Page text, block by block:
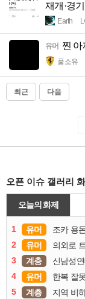
재개·경
Earth
유머 찐
풀소유
최근 다음
오픈 이슈 갤러리
오늘의 화제
1 유머 조카 용
2
유머 의외로
3
계층 신남성
4
유머 한복 잘
5
계층 지역 비